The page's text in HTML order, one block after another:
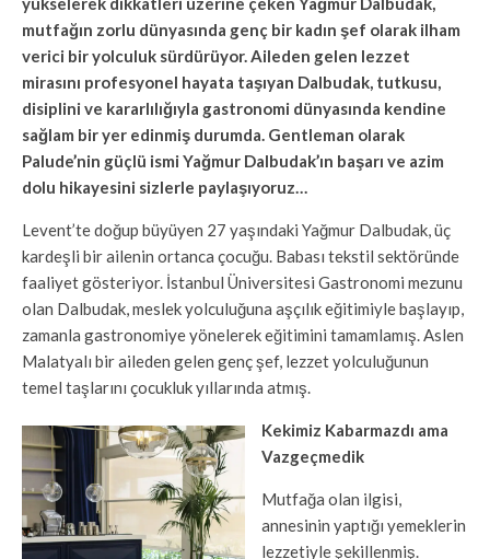
mutfağın zorlu dünyasında genç bir kadın şef olarak ilham
verici bir yolculuk sürdürüyor. Aileden gelen lezzet
mirasını profesyonel hayata taşıyan Dalbudak, tutkusu,
disiplini ve kararlılığıyla gastronomi dünyasında kendine
sağlam bir yer edinmiş durumda. Gentleman olarak
Palude’nin güçlü ismi Yağmur Dalbudak’ın başarı ve azim
dolu hikayesini sizlerle paylaşıyoruz…
Levent’te doğup büyüyen 27 yaşındaki Yağmur Dalbudak, üç
kardeşli bir ailenin ortanca çocuğu. Babası tekstil sektöründe
faaliyet gösteriyor. İstanbul Üniversitesi Gastronomi mezunu
olan Dalbudak, meslek yolculuğuna aşçılık eğitimiyle başlayıp,
zamanla gastronomiye yönelerek eğitimini tamamlamış. Aslen
Malatyalı bir aileden gelen genç şef, lezzet yolculuğunun
temel taşlarını çocukluk yıllarında atmış.
Kekimiz Kabarmazdı ama
Vazgeçmedik
Mutfağa olan ilgisi,
annesinin yaptığı yemeklerin
lezzetiyle şekillenmiş.